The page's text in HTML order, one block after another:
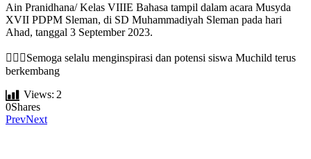
Ain Pranidhana/ Kelas VIIIE Bahasa tampil dalam acara Musyda
XVII PDPM Sleman, di SD Muhammadiyah Sleman pada hari
Ahad, tanggal 3 September 2023.
✊🏻🏅Semoga selalu menginspirasi dan potensi siswa Muchild terus
berkembang
Views: 2
0Shares
PrevNext